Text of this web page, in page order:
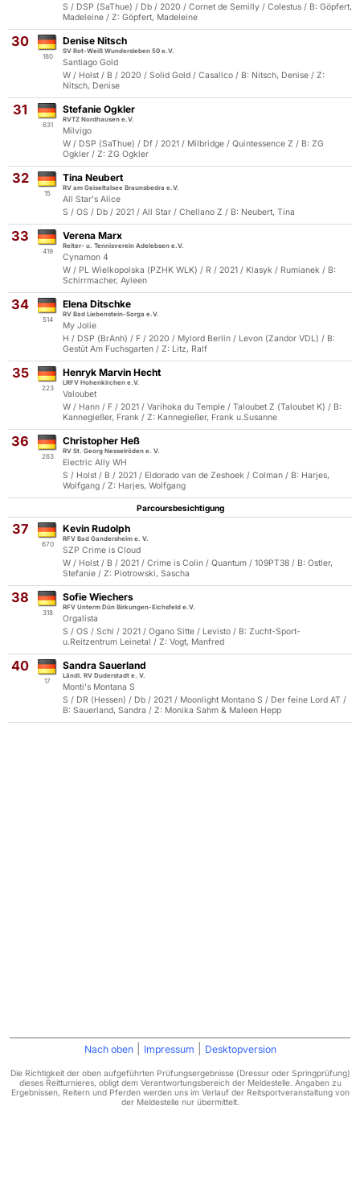
S / DSP (SaThue) / Db / 2020 / Cornet de Semilly / Colestus / B: Göpfert,
Madeleine / Z: Göpfert, Madeleine
30
180
Denise Nitsch
SV Rot-Weiß Wundersleben 50 e.V.
Santiago Gold
W / Holst / B / 2020 / Solid Gold / Casallco / B: Nitsch, Denise / Z:
Nitsch, Denise
31
631
Stefanie Ogkler
RVTZ Nordhausen e.V.
Milvigo
W / DSP (SaThue) / Df / 2021 / Milbridge / Quintessence Z / B: ZG
Ogkler / Z: ZG Ogkler
32
15
Tina Neubert
RV am Geiseltalsee Braunsbedra e.V.
All Star's Alice
S / OS / Db / 2021 / All Star / Chellano Z / B: Neubert, Tina
33
419
Verena Marx
Reiter- u. Tennisverein Adelebsen e.V.
Cynamon 4
W / PL Wielkopolska (PZHK WLK) / R / 2021 / Klasyk / Rumianek / B:
Schirrmacher, Ayleen
34
514
Elena Ditschke
RV Bad Liebenstein-Sorga e.V.
My Jolie
H / DSP (BrAnh) / F / 2020 / Mylord Berlin / Levon (Zandor VDL) / B:
Gestüt Am Fuchsgarten / Z: Litz, Ralf
35
223
Henryk Marvin Hecht
LRFV Hohenkirchen e.V.
Valoubet
W / Hann / F / 2021 / Varihoka du Temple / Taloubet Z (Taloubet K) / B:
Kannegießer, Frank / Z: Kannegießer, Frank u.Susanne
36
263
Christopher Heß
RV St. Georg Nesselröden e. V.
Electric Ally WH
S / Holst / B / 2021 / Eldorado van de Zeshoek / Colman / B: Harjes,
Wolfgang / Z: Harjes, Wolfgang
Parcoursbesichtigung
37
670
Kevin Rudolph
RFV Bad Gandersheim e. V.
SZP Crime is Cloud
W / Holst / B / 2021 / Crime is Colin / Quantum / 109PT38 / B: Ostler,
Stefanie / Z: Piotrowski, Sascha
38
318
Sofie Wiechers
RFV Unterm Dün Birkungen-Eichsfeld e.V.
Orgalista
S / OS / Schi / 2021 / Ogano Sitte / Levisto / B: Zucht-Sport-
u.Reitzentrum Leinetal / Z: Vogt, Manfred
40
17
Sandra Sauerland
Ländl. RV Duderstadt e. V.
Monti's Montana S
S / DR (Hessen) / Db / 2021 / Moonlight Montano S / Der feine Lord AT /
B: Sauerland, Sandra / Z: Monika Sahm & Maleen Hepp
Nach oben Impressum Desktopversion
Die Richtigkeit der oben aufgeführten Prüfungsergebnisse (Dressur oder Springprüfung)
dieses Reitturnieres, obligt dem Verantwortungsbereich der Meldestelle. Angaben zu
Ergebnissen, Reitern und Pferden werden uns im Verlauf der Reitsportveranstaltung von
der Meldestelle nur übermittelt.